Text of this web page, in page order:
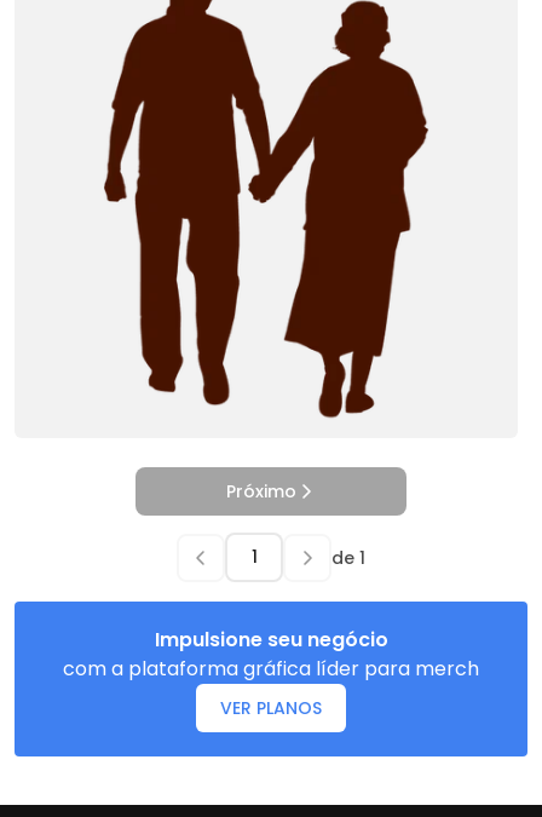
Próximo
de 1
Impulsione seu negócio
com a plataforma gráfica líder para merch
VER PLANOS